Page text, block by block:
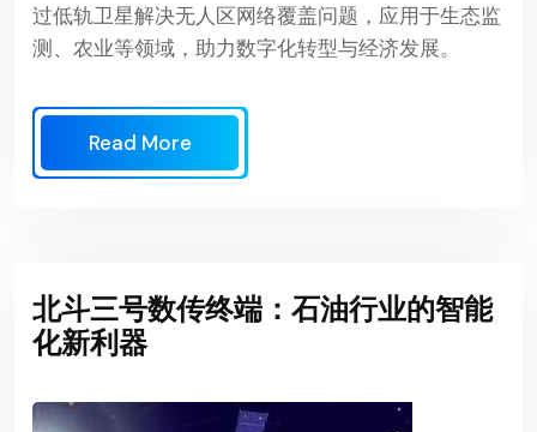
过低轨卫星解决无人区网络覆盖问题，应用于生态监
测、农业等领域，助力数字化转型与经济发展。
Read More
北斗三号数传终端：石油行业的智能
化新利器